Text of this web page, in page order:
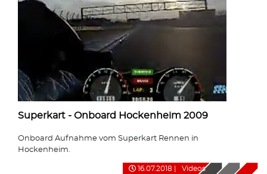
Superkart - Onboard Hockenheim 2009
Onboard Aufnahme vom Superkart Rennen in
Hockenheim.
16.07.2018 Videos